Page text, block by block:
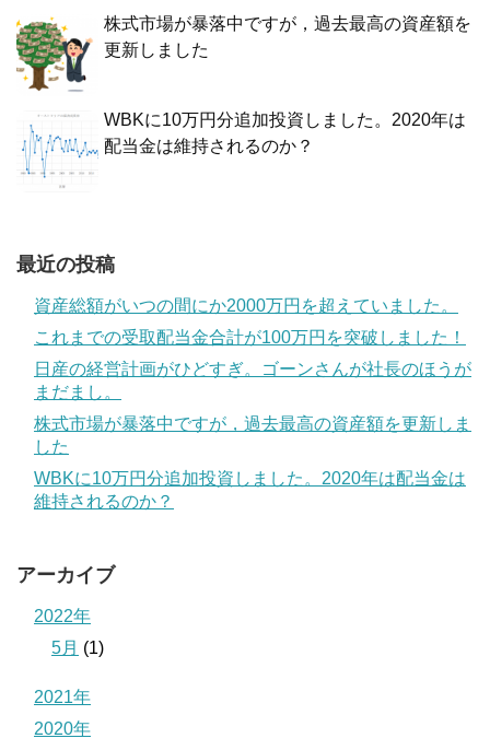
株式市場が暴落中ですが，過去最高の資産額を
更新しました
WBKに10万円分追加投資しました。2020年は
配当金は維持されるのか？
最近の投稿
資産総額がいつの間にか2000万円を超えていました。
これまでの受取配当金合計が100万円を突破しました！
日産の経営計画がひどすぎ。ゴーンさんが社長のほうが
まだまし。
株式市場が暴落中ですが，過去最高の資産額を更新しま
した
WBKに10万円分追加投資しました。2020年は配当金は
維持されるのか？
アーカイブ
2022年
5月 (1)
2021年
2020年